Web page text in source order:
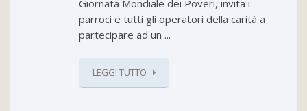
Giornata Mondiale dei Poveri, invita i
parroci e tutti gli operatori della carità a
partecipare ad un ...
LEGGI TUTTO